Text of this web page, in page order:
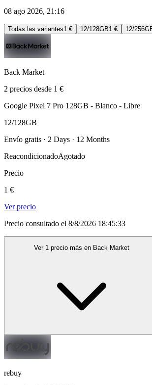
08 ago 2026, 21:16
Todas las variantes1 € 12/128GB1 € 12/
Back Market
2 precios desde 1 €
Google Pixel 7 Pro 128GB - Blanco - Libre
12/128GB
Envío gratis · 2 Days · 12 Months
ReacondicionadoAgotado
Precio
1 €
Ver precio
Precio consultado el 8/8/2026 18:45:33
Ver 1 precio más en Back Market
rebuy